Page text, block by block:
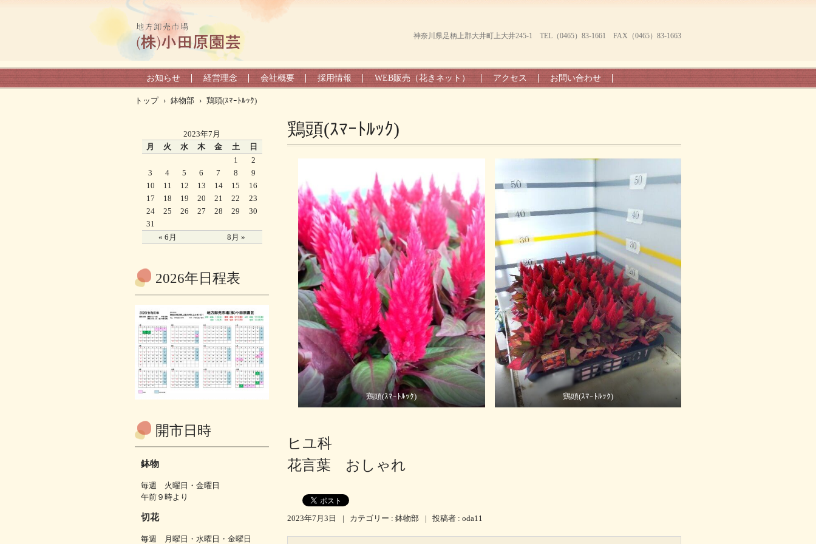
神奈川県足柄上郡大井町上大井245-1 TEL（0465）83-1661 FAX（0465）83-1663
お知らせ 経営理念 会社概要 採用情報 WEB販売（花きネット） アクセス お問い合わせ
トップ › 鉢物部 › 鶏頭(ｽﾏｰﾄﾙｯｸ)
鶏頭(ｽﾏｰﾄﾙｯｸ)
鶏頭(ｽﾏｰﾄﾙｯｸ) 鶏頭(ｽﾏｰﾄﾙｯｸ)
ヒユ科
花言葉 おしゃれ
2023年7月3日 | カテゴリー : 鉢物部 | 投稿者 : oda11
2023年7月
月
火 水 木 金 土 日
« 6月 8月 »
1
2
3
4 5 6 7 8
9
10
11 12 13 14 15
16
17
18 19 20 21 22
23
24
25 26 27 28 29
30
31
2026年日程表
開市日時
鉢物
毎週 火曜日・金曜日
午前９時より
切花
毎週 月曜日・水曜日・金曜日